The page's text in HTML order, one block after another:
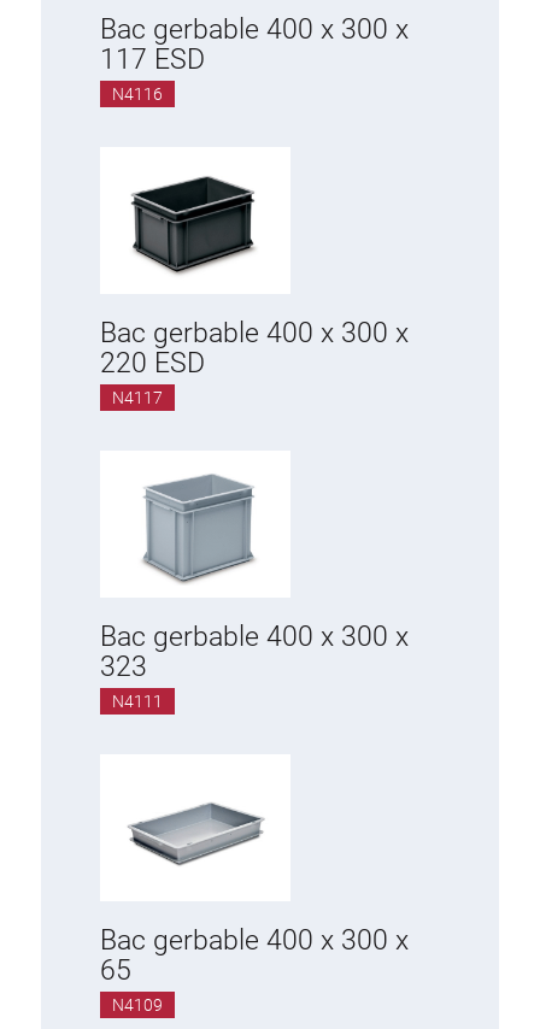
Bac gerbable 400 x 300 x
117 ESD
N4116
Bac gerbable 400 x 300 x
220 ESD
N4117
Bac gerbable 400 x 300 x
323
N4111
Bac gerbable 400 x 300 x
65
N4109